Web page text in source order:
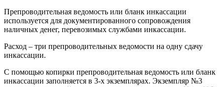
Препроводительная ведомость или бланк инкассации
используется для документированного сопровождения
наличных денег, перевозимых службами инкассации.
Расход – три препроводительных ведомости на одну сдачу
инкассации.
С помощью копирки препроводительная ведомость или бланк
инкассации заполняется в 3-х экземплярах. Экземпляр №3